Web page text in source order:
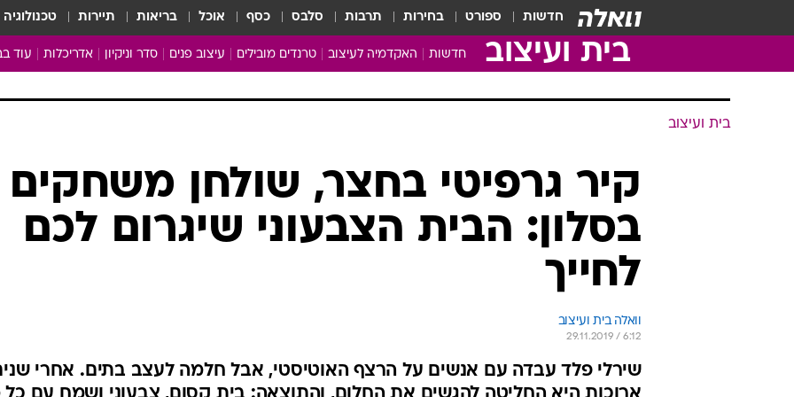
חדשות ספורט בחירות תרבות סלבס כסף אוכל בריאות תיירות טכנולוגיה
בית ועיצוב חדשות האקדמיה לעיצוב טרנדים מובילים עיצוב פנים סדר וניקיון
מדריך הניקיון
Baby Care
מכבסים תולים
אדריכלות עוד
כתבו
בית ועיצוב
קיר גרפיטי בחצר, שולחן משחקים
בסלון: הבית הצבעוני שיגרום לכם
לחייך
וואלה בית ועיצוב
29.11.2019 / 6:12
שירלי פלד עבדה עם אנשים על הרצף האוטיסטי, אבל חלמה לעצב בתים. אחרי